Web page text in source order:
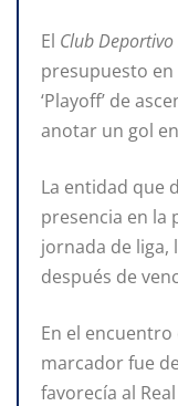
El Club
presupuesto en
‘Playoff’ de
anotar un gol
La entidad que
presencia en la
jornada de liga,
después de
En el
marcador fue
favorecía al